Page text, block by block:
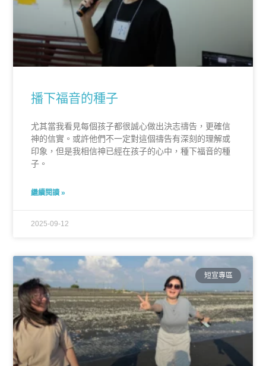
播下福音的種子
尤其當我看見每個孩子都很誠心做出決志禱告，更確信
神的信實。或許他們不一定對這個禱告有深刻的理解或
印象，但是我相信神已經在孩子的心中，種下福音的種
子。
繼續閱讀 »
2025-09-12
短宣專區